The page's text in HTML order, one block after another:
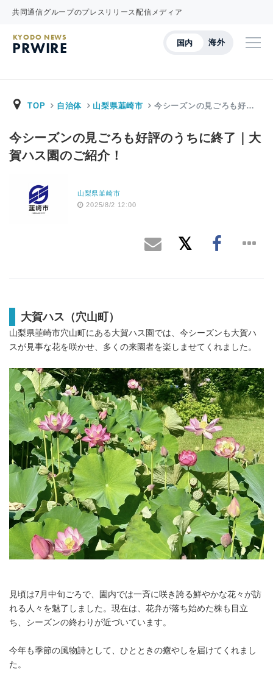
共同通信グループのプレスリリース配信メディア
国内 海外
KYODO NEWS
PRWIRE
TOP 自治体 山梨県韮崎市 今シーズンの見ごろも好…
今シーズンの見ごろも好評のうちに終了｜大
賀ハス園のご紹介！
山梨県韮崎市
2025/8/2 12:00
大賀ハス（穴山町）
山梨県韮崎市穴山町にある大賀ハス園では、今シーズンも大賀ハ
スが見事な花を咲かせ、多くの来園者を楽しませてくれました。
見頃は7月中旬ごろで、園内では一斉に咲き誇る鮮やかな花々が訪
れる人々を魅了しました。現在は、花弁が落ち始めた株も目立
ち、シーズンの終わりが近づいています。
今年も季節の風物詩として、ひとときの癒やしを届けてくれまし
た。